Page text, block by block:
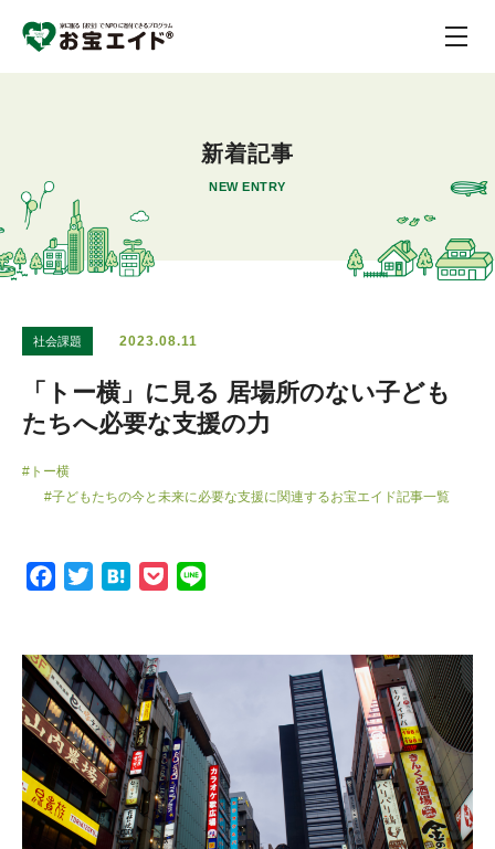
新着記事
NEW ENTRY
社会課題 2023.08.11
「トー横」に見る 居場所のない子ども
たちへ必要な支援の力
#トー横
#子どもたちの今と未来に必要な支援に関連するお宝エイド記事一覧
e
b
o
o
t
t
e
r
e
n
a
e
t